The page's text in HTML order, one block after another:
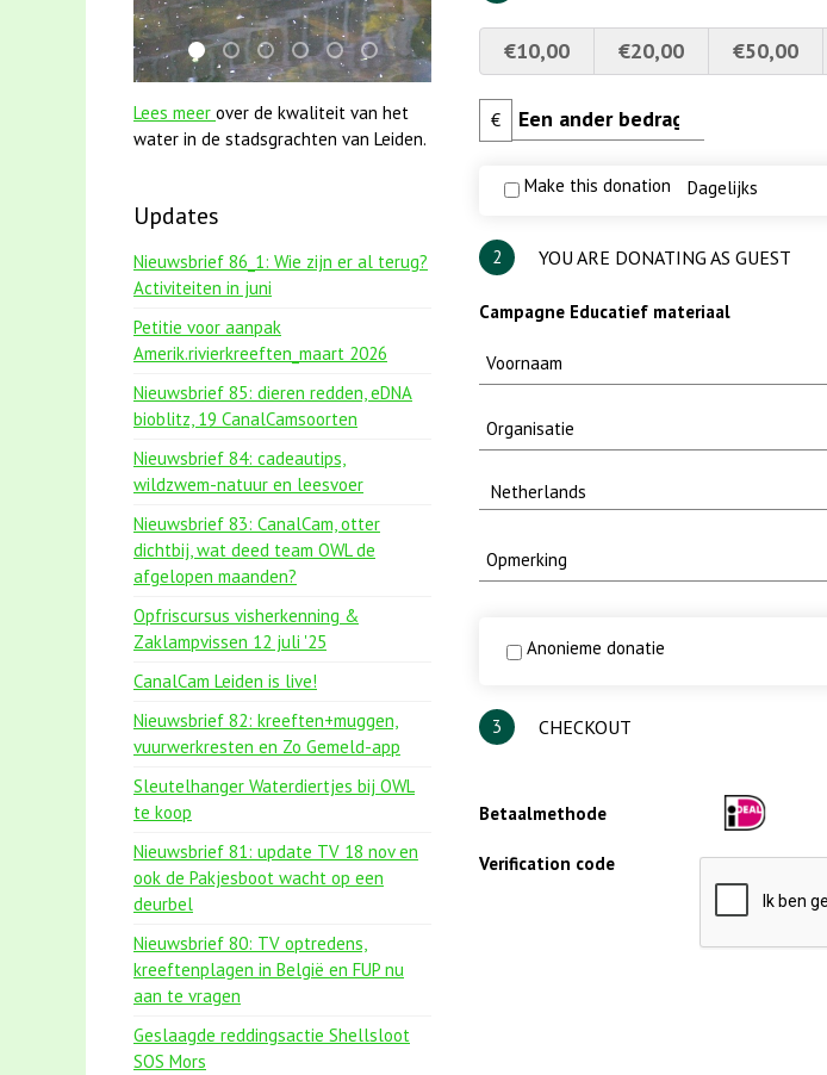
€10,00 €20,00 €50,00
€
Make this donation
2 YOU ARE DONATING AS GUEST
Campagne Educatief materiaal
Anonieme donatie
3 CHECKOUT
Betaalmethode
Verification code
karper met kattenklimtouw
mei2021 1 snoekje elly
jun2021 28 brasem en rietvoorns 4a verscherpt
mei2021 watervogelmethode fuut met baars
jun2021 zaklv 5 snoekje MOOI
smoelenboek fifi en karper nieuwsbrief-
Lees meer over de kwaliteit van het
water in de stadsgrachten van Leiden.
Updates
Nieuwsbrief 86_1: Wie zijn er al terug?
Activiteiten in juni
Petitie voor aanpak
Amerik.rivierkreeften_maart 2026
Nieuwsbrief 85: dieren redden, eDNA
bioblitz, 19 CanalCamsoorten
Nieuwsbrief 84: cadeautips,
wildzwem-natuur en leesvoer
Nieuwsbrief 83: CanalCam, otter
dichtbij, wat deed team OWL de
afgelopen maanden?
Opfriscursus visherkenning &
Zaklampvissen 12 juli '25
CanalCam Leiden is live!
Nieuwsbrief 82: kreeften+muggen,
vuurwerkresten en Zo Gemeld-app
Sleutelhanger Waterdiertjes bij OWL
te koop
Nieuwsbrief 81: update TV 18 nov en
ook de Pakjesboot wacht op een
deurbel
Nieuwsbrief 80: TV optredens,
kreeftenplagen in België en FUP nu
aan te vragen
Geslaagde reddingsactie Shellsloot
SOS Mors